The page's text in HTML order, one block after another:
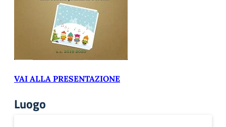
VAI ALLA PRESENTAZIONE
Luogo